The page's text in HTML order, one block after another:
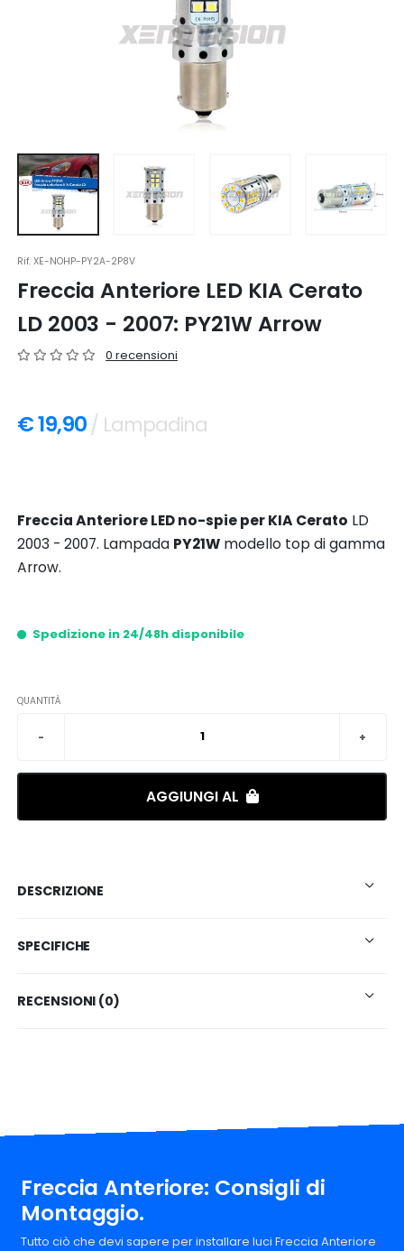
Rif.XE-NOHP-PY2A-2P8V
Freccia Anteriore LED KIA Cerato
LD 2003 - 2007: PY21W Arrow
0 recensioni
€ 19,90 / Lampadina
Freccia Anteriore LED no-spie per KIA Cerato LD
2003 - 2007. Lampada PY21W modello top di gamma
Arrow.
Spedizione in 24/48h disponibile
QUANTITÀ
AGGIUNGI AL
DESCRIZIONE
SPECIFICHE
RECENSIONI (0)
Freccia Anteriore: Consigli di
Montaggio.
Tutto ciò che devi sapere per installare luci Freccia Anteriore